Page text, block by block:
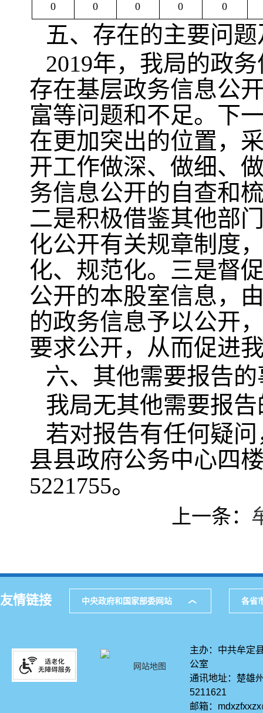
0 0 0 0 0
五、存在的主要问
2019年，我局的政
存在基层政务信息公
富等问题和不足。下
在更加突出的位置，
开工作做深、做细、
务信息公开的自查和
二是积极借鉴其他部
化公开有关规章制度
化、规范化。三是督
公开的本股室信息，
的政务信息予以公开
要求公开，从而促进
六、其他需要报告
我局无其他需要报
若对报告有任何疑
县县政府公务中心四
5221755。
上一条：
友情链接 中央政府和国家部委网站 各省
网站地图
主办：中共牟定
公室
通讯地址：楚雄
5211621
邮箱：